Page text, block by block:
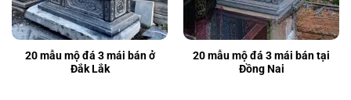
20 mẫu mộ đá 3 mái bán ở
Đắk Lắk
20 mẫu mộ đá 3 mái bán tại
Đồng Nai